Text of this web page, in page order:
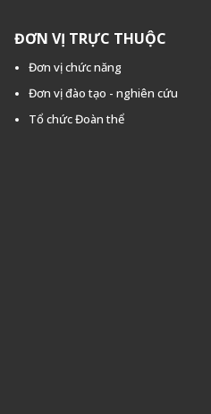
ĐƠN VỊ TRỰC THUỘC
Đơn vị chức năng
Đơn vị đào tạo - nghiên cứu
Tổ chức Đoàn thể